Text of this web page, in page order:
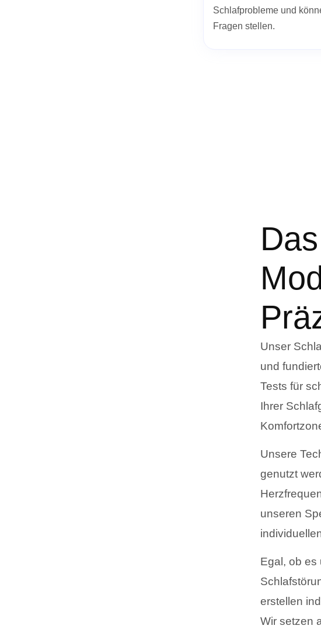
Schlafprobleme und
Fragen stellen.
Unser
und
Tests für
Ihrer
Unsere
genutzt
unseren
Egal, ob es
erstellen
Wir setzen